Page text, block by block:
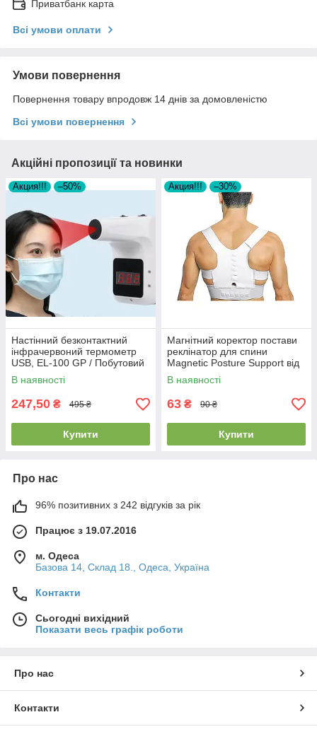
Приватбанк карта
Всі умови оплати
Умови повернення
Повернення товару впродовж 14 днів за домовленістю
Всі умови повернення
Акційні пропозиції та новинки
Акция!!! –50%
Настінний безконтактний
інфрачервоний термометр
USB, EL-100 GP / Побутовий
термометр на стіну
В наявності
247,50 ₴ 495 ₴
Купити
Акция!!! –30%
Магнітний коректор постави
реклінатор для спини
Magnetic Posture Support від
сувулості ортопедичний
розмір XL
В наявності
63 ₴ 90 ₴
Купити
Про нас
96% позитивних з 242 відгуків за рік
Працює з 19.07.2016
м. Одеса
Базова 14, Склад 18., Одеса, Україна
Контакти
Сьогодні вихідний
Показати весь графік роботи
Про нас
Контакти